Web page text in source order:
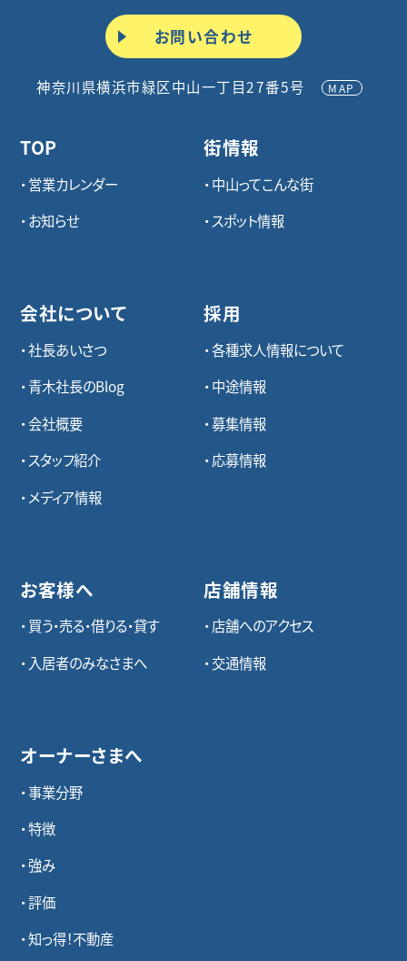
お問い合わせ
神奈川県横浜市緑区中山一丁目27番5号 MAP
TOP
営業カレンダー
お知らせ
会社について
社長あいさつ
青木社長のBlog
会社概要
スタッフ紹介
メディア情報
お客様へ
買う・売る・借りる・貸す
入居者のみなさまへ
オーナーさまへ
事業分野
特徴
強み
評価
知っ得！不動産
街情報
中山ってこんな街
スポット情報
採用
各種求⼈情報について
中途情報
募集情報
応募情報
店舗情報
店舗へのアクセス
交通情報